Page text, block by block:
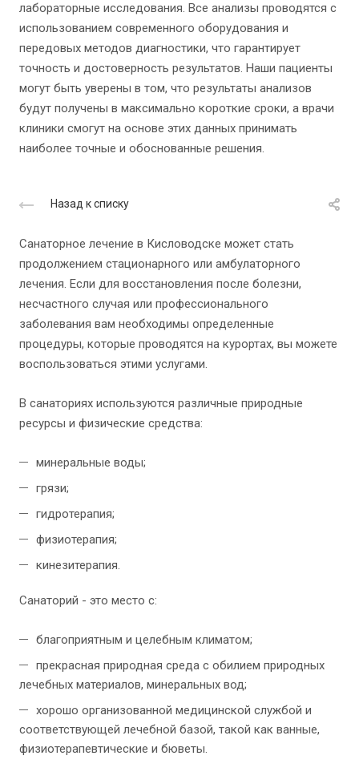
лабораторные исследования. Все анализы проводятся с
использованием современного оборудования и
передовых методов диагностики, что гарантирует
точность и достоверность результатов. Наши пациенты
могут быть уверены в том, что результаты анализов
будут получены в максимально короткие сроки, а врачи
клиники смогут на основе этих данных принимать
наиболее точные и обоснованные решения.
Назад к списку
Санаторное лечение в Кисловодске может стать
продолжением стационарного или амбулаторного
лечения. Если для восстановления после болезни,
несчастного случая или профессионального
заболевания вам необходимы определенные
процедуры, которые проводятся на курортах, вы можете
воспользоваться этими услугами.
В санаториях используются различные природные
ресурсы и физические средства:
минеральные воды;
грязи;
гидротерапия;
физиотерапия;
кинезитерапия.
Санаторий - это место с:
благоприятным и целебным климатом;
прекрасная природная среда с обилием природных
лечебных материалов, минеральных вод;
хорошо организованной медицинской службой и
соответствующей лечебной базой, такой как ванные,
физиотерапевтические и бюветы.